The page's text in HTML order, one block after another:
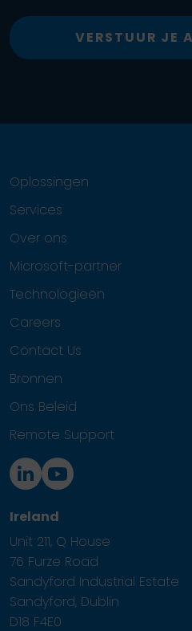
VERSTUUR JE
Oplossingen
Services
Over ons
Microsoft-partner
Technologieën
Careers
Contact Us
Bronnen
Ons Beleid
Remote Support
Ireland
Unit 211, Q House
76 Furze Road
Sandyford Industrial Estate
Sandyford, Dublin
D18 F4E0